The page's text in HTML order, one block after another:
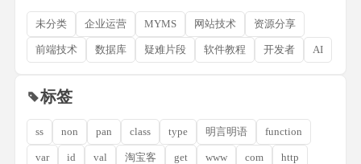
未分类 企业运营 MYMS 网站技术 资源分享
前端技术 数据库 疑难片段 软件教程 开发者 AI
标签
ss non pan class type 明言明语 function
var id val 淘宝客 get www com http